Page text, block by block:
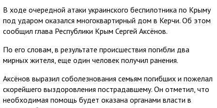
В ходе очередной атаки украинского беспилотника по Крыму
под ударом оказался многоквартирный дом в Керчи. Об этом
сообщил глава Республики Крым Сергей Аксёнов.
По его словам, в результате происшествия погибли два
мирных жителя, еще один человек получил ранения.
Аксёнов выразил соболезнования семьям погибших и пожелал
скорейшего выздоровления пострадавшему. Он отметил, что
необходимая помощь будет оказана органами власти в